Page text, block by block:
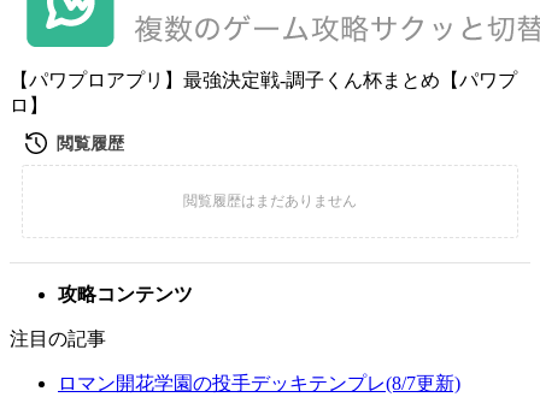
【パワプロアプリ】最強決定戦-調子くん杯まとめ【パワプ
ロ】
攻略コンテンツ
注目の記事
ロマン開花学園の投手デッキテンプレ(8/7更新)